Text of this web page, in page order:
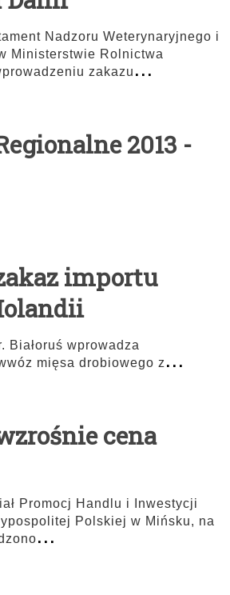
Nadzoru Weterynaryjnego i
Ministerstwie Rolnictwa
zakazu ...
2013 -
importu
Białoruś wprowadza
mięsa drobiowego z...
cena
Promocj Handlu i Inwestycji
Polskiej w Mińsku, na
...